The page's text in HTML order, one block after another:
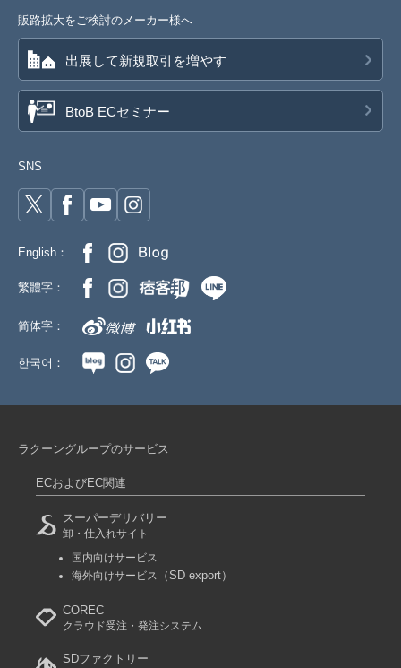
販路拡大をご検討のメーカー様へ
出展して新規取引を増やす
BtoB ECセミナー
SNS
English：
繁體字：
简体字：
한국어：
ラクーングループのサービス
ECおよびEC関連
スーパーデリバリー
卸・仕入れサイト
国内向けサービス
海外向けサービス
（SD export）
COREC
クラウド受注・発注システム
SDファクトリー